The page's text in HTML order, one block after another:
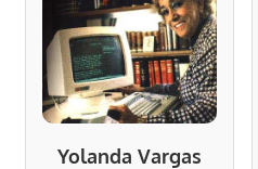
Yolanda Vargas